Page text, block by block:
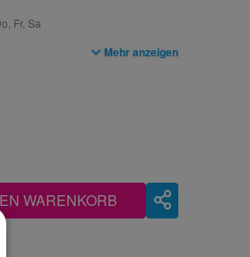
Fr, Sa
Mehr anzeigen
WARENKORB